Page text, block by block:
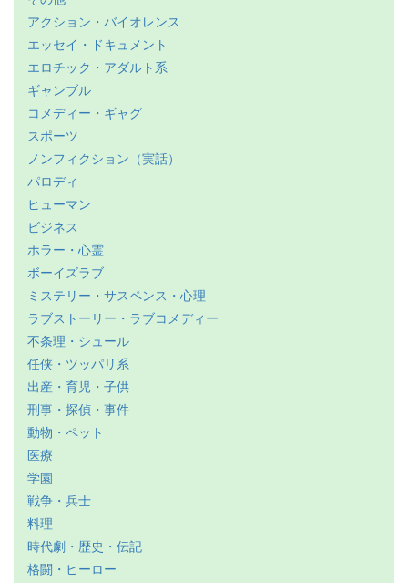
アクション・バイオレンス
エッセイ・ドキュメント
エロチック・アダルト系
ギャンブル
コメディー・ギャグ
スポーツ
ノンフィクション（実話）
パロディ
ヒューマン
ビジネス
ホラー・心霊
ボーイズラブ
ミステリー・サスペンス・心理
ラブストーリー・ラブコメディー
不条理・シュール
任侠・ツッパリ系
出産・育児・子供
刑事・探偵・事件
動物・ペット
医療
学園
戦争・兵士
料理
時代劇・歴史・伝記
格闘・ヒーロー